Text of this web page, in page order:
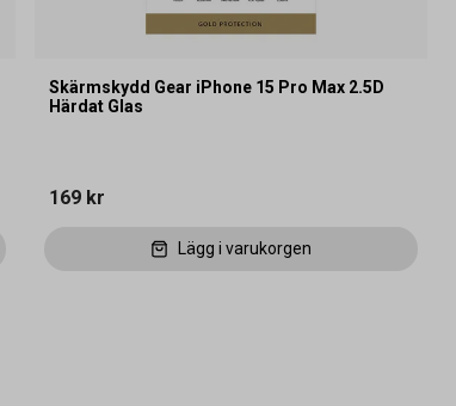
Skärmskydd Gear iPhone 15 Pro Max 2.5D
Härdat Glas
169 kr
Lägg i varukorgen